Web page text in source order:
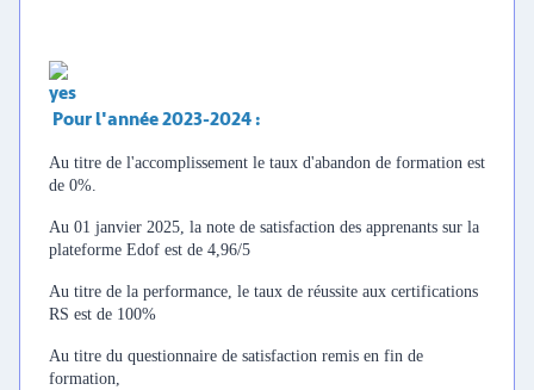
Pour l'année 2023-2024 :
Au titre de l'accomplissement le taux d'abandon de formation est
de 0%.
Au 01 janvier 2025, la note de satisfaction des apprenants sur la
plateforme Edof est de 4,96/5
Au titre de la performance, le taux de réussite aux certifications
RS est de 100%
Au titre du questionnaire de satisfaction remis en fin de
formation,